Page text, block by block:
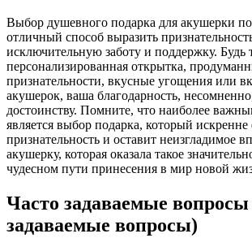
Выбор душевного подарка для акушерки
отличный способ выразить
исключительную заботу и поддержку. Будь
персонализированная открытка,
признательности, вкусные угощения или
акушерок, ваша благодарность,
достоинству. Помните, что наиболее
является выбор подарка, который искренне
признательность и оставит неизгладимое
акушерку, которая оказала такое
чудесном пути принесения в мир новой
Часто задаваемые вопросы
задаваемые вопросы)